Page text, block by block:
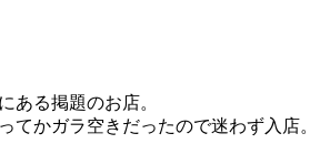
ある掲題のお店。
てかガラ空きだったので迷わず入店。